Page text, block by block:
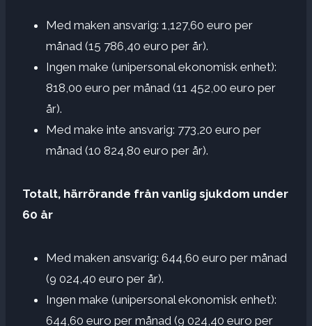
Med maken ansvarig: 1,127,60 euro per
månad (15 786,40 euro per år).
Ingen make (unipersonal ekonomisk enhet):
818,00 euro per månad (11 452,00 euro per
år).
Med make inte ansvarig: 773,20 euro per
månad (10 824,80 euro per år).
Totalt, härrörande från vanlig sjukdom under
60 år
Med maken ansvarig: 644,60 euro per månad
(9 024,40 euro per år).
Ingen make (unipersonal ekonomisk enhet):
644,60 euro per månad (9 024,40 euro per